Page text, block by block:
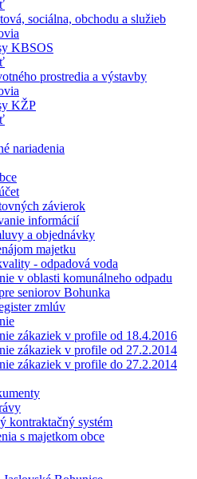
sociálna, obchodu a služieb
KBSOS
prostredia a výstavby
KŽP
nariadenia
závierok
informácií
a objednávky
majetku
- odpadová voda
v oblasti komunálneho odpadu
seniorov Bohunka
zmlúv
zákaziek v profile od 18.4.2016
zákaziek v profile od 27.2.2014
zákaziek v profile do 27.2.2014
kontraktačný systém
s majetkom obce